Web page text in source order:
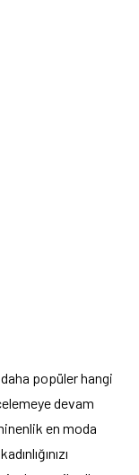
popüler hangi
devam
en moda